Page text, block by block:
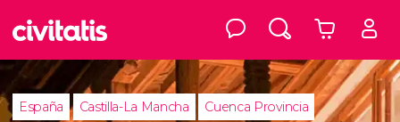
España Castilla-La Mancha Cuenca Provincia